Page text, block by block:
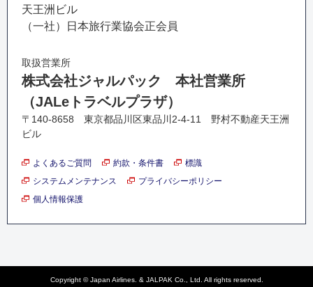
天王洲ビル
（一社）日本旅行業協会正会員
取扱営業所
株式会社ジャルパック 本社営業所
（JALeトラベルプラザ）
〒140-8658 東京都品川区東品川2-4-11 野村不動産天王洲
ビル
よくあるご質問 約款・条件書
標識
システムメンテナンス
プライバシーポリシー
個人情報保護
Copyright © Japan Airlines. & JALPAK Co., Ltd. All rights reserved.